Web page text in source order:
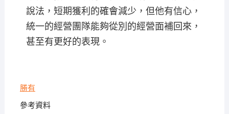
說法，短期獲利的確會減少，但他有信心，
統一的經營團隊能夠從別的經營面補回來，
甚至有更好的表現。
勝有
參考資料